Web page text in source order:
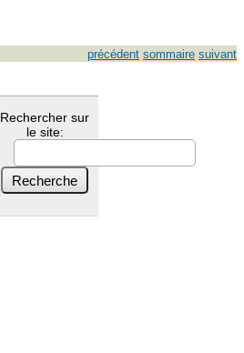
précédent sommaire suivant
Rechercher sur
le site: